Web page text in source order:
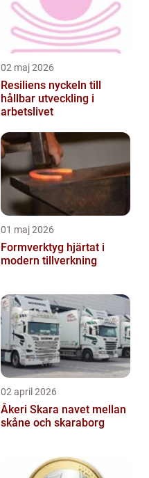
02 maj 2026
Resiliens nyckeln till
hållbar utveckling i
arbetslivet
01 maj 2026
Formverktyg hjärtat i
modern tillverkning
02 april 2026
Åkeri Skara navet mellan
skåne och skaraborg